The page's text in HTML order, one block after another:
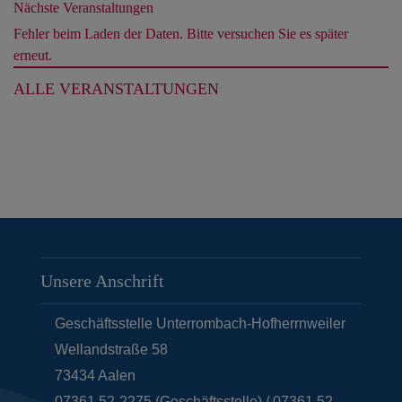
Nächste Veranstaltungen
Fehler beim Laden der Daten. Bitte versuchen Sie es später
erneut.
ALLE VERANSTALTUNGEN
Unsere Anschrift
Geschäftsstelle Unterrombach-Hofherrnweiler
Wellandstraße 58
73434Aalen